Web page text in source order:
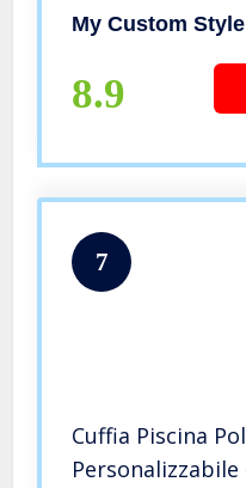
My Custom Style
8.9
7
Cuffia Piscina
Personalizzabile